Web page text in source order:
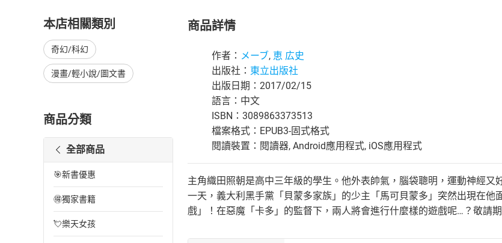
本店相關類別
奇幻/科幻
漫畫/輕小說/圖文書
商品分類
全部商品
🎯新書優惠
🉐獨家書籍
💘樂天女孩
商品詳情
作者： メーブ, 恵 広史
出版社： 東立出版社
出版日期：2017/02/15
語言：中文
ISBN：3089863373513
檔案格式：EPUB3-固式格式
閱讀裝置：閱讀器, Android應用程式, iOS應用程式
主角織田照朝是高中三年級的學生。他外表帥氣，腦袋聰明，運動神經
一天，義大利黑手黨「貝蒙多家族」的少主「馬可貝蒙多」突然出現在
戲」！在惡魔「卡多」的監督下，兩人將會進行什麼樣的遊戲呢…？敬請期